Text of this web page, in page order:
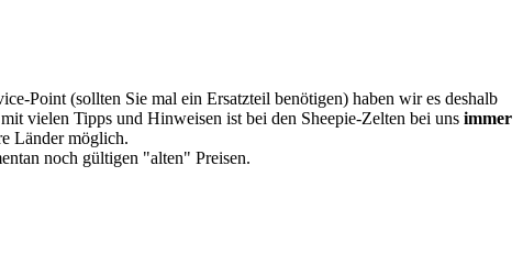
Point (sollten Sie mal ein Ersatzteil benötigen) haben wir es deshalb
mit vielen Tipps und Hinweisen ist bei den Sheepie-Zelten bei uns immer
Länder möglich.
noch gültigen "alten" Preisen.